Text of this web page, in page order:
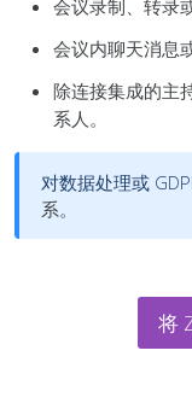
会议录制、转录
会议内聊天消息
除连接集成的主
系人。
对数据处理或
系。
将